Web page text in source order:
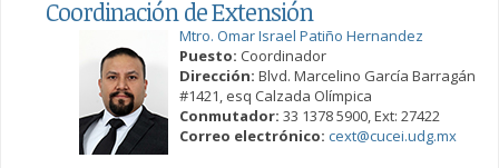
Coordinación de Extensión
Mtro. Omar Israel Patiño Hernandez
Puesto: Coordinador
Dirección: Blvd. Marcelino García Barragán
#1421, esq Calzada Olímpica
Conmutador: 33 1378 5900, Ext: 27422
Correo electrónico: cext@cucei.udg.mx